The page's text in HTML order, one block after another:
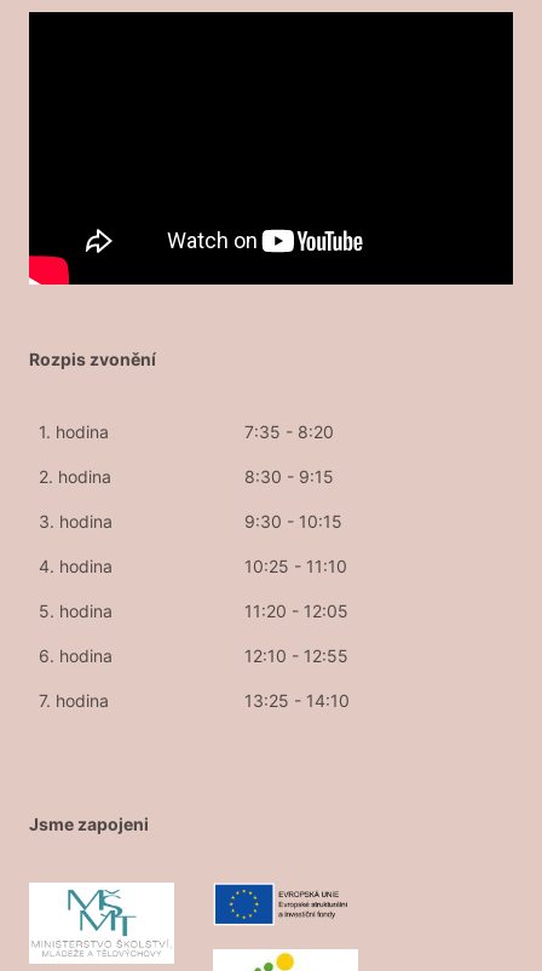
Rozpis zvonění
1. hodina 7:35 - 8:20
2. hodina 8:30 - 9:15
3. hodina 9:30 - 10:15
4. hodina 10:25 - 11:10
5. hodina 11:20 - 12:05
6. hodina 12:10 - 12:55
7. hodina 13:25 - 14:10
Jsme zapojeni